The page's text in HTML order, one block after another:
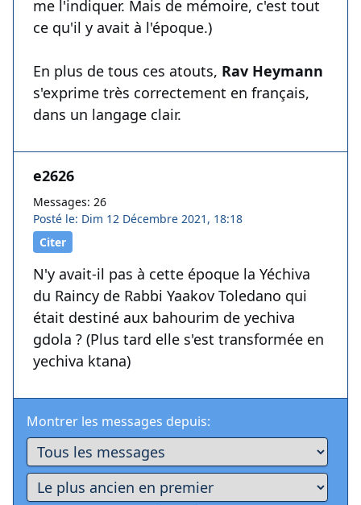
me l'indiquer. Mais de mémoire, c'est tout
ce qu'il y avait à l'époque.)
En plus de tous ces atouts, Rav Heymann
s'exprime très correctement en français,
dans un langage clair.
e2626
Messages: 26
Posté le: Dim 12 Décembre 2021, 18:18
Citer
N'y avait-il pas à cette époque la Yéchiva
du Raincy de Rabbi Yaakov Toledano qui
était destiné aux bahourim de yechiva
gdola ? (Plus tard elle s'est transformée en
yechiva ktana)
Montrer les messages depuis: